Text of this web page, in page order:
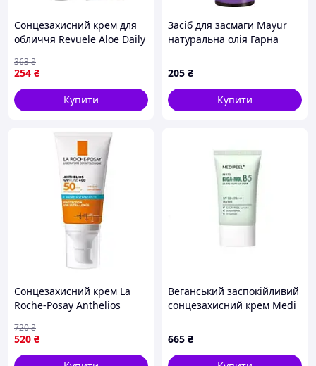
hyaluronate, sodium hyaluronate dimethylsilanol
Примітка:Крем підходить для всіх типів шкіри,
включаючи жирну та комбіновану. Завдяки легкій
текстурі та відсутності білих слідів, ідеально
використовувати під макіяж. Для жирної шкіри може
використовуватись як самостійний зволожуючий засіб
без додаткового крему. Виробництво: Південна Корея.
Сонцезахисний крем для
обличчя Revuele Aloe Daily
зволожуючий 50 мл
254 ₴
363₴
Купити
Засіб для засмаги Mayur
натуральна олія Гарна
(4820189560746)
205 ₴
Купити
Сонцезахисний крем La
Roche-Posay Anthelios
SPF50+ Hydrating Cream, 50
мл
520 ₴
720₴
Веганський заспокійливий
сонцезахисний крем Medi
665 ₴